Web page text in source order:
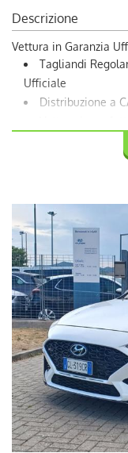
Descrizione
Vettura in Garanzia
Tagliandi
Ufficiale
Distribuzione a
Dotazione
Possibilità di
Valutazione Permuta
Vettura visionabile in
Per info 3898981300